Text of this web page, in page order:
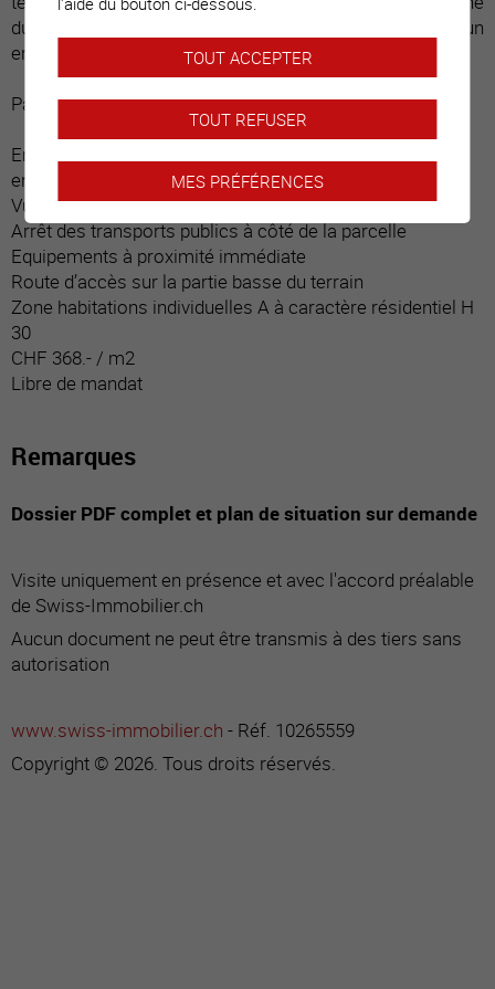
du Rhône aux Alpes Bernoises. Cette région bénéficie d’un
ensoleillement exceptionnel tout au long de l’année.
Particularités :
Environnement calme, exposition plein Sud,
ensoleillement parfait
Vue panoramique sur la vallée du Rhône et les Alpes
Arrêt des transports publics à côté de la parcelle
Equipements à proximité immédiate
Route d’accès sur la partie basse du terrain
Zone habitations individuelles A à caractère résidentiel H
30
CHF 368.- / m2
Libre de mandat
Remarques
Dossier PDF complet et plan de situation sur demande
Visite uniquement en présence et avec l'accord préalable
de Swiss-Immobilier.ch
Aucun document ne peut être transmis à des tiers sans
autorisation
www.swiss-immobilier.ch - Réf. 10265559
Copyright © 2026. Tous droits réservés.
TOUT ACCEPTER
TOUT REFUSER
MES PRÉFÉRENCES